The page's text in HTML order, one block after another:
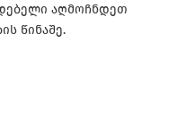
აღმოჩნდეთ
წინაშე.